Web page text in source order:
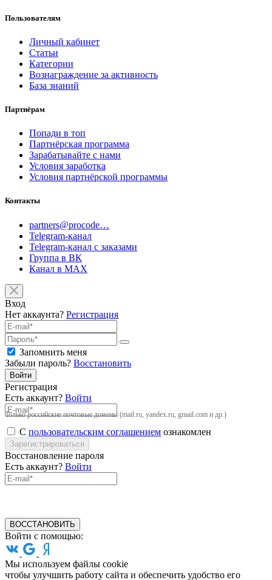
Пользователям
Личный кабинет
Статьи
Категории
Вознаграждение за активность
База знаний
Партнёрам
Попади в топ
Партнёрская программа
Зарабатывайте с нами
Условия заработка
Условия партнёрской программы
Контакты
partners@procode…
Telegram-канал
Telegram-канал с заказами
Группа в ВК
Канал в MAX
Вход
Нет аккаунта? Регистрация
Запомнить меня
Забыли пароль? Восстановить
Войти
Регистрация
Есть аккаунт? Войти
Только российские почтовые домены (mail.ru, yandex.ru, gmail.com и др.)
С пользовательским соглашением ознакомлен
Зарегистрироваться
Восстановление пароля
Есть аккаунт? Войти
ВОССТАНОВИТЬ
Войти с помощью:
Мы используем файлы cookie
чтобы улучшить работу сайта и обеспечить удобство его